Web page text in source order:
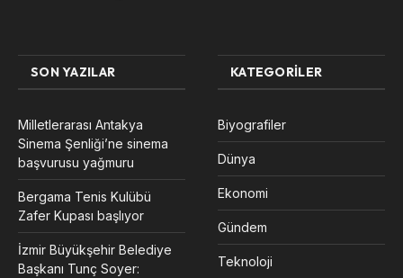
SON YAZILAR
Milletlerarası Antakya
Sinema Şenliği’ne sinema
başvurusu yağmuru
Bergama Tenis Kulübü
Zafer Kupası başlıyor
İzmir Büyükşehir Belediye
Başkanı Tunç Soyer:
KATEGORILER
Biyografiler
Dünya
Ekonomi
Gündem
Teknoloji